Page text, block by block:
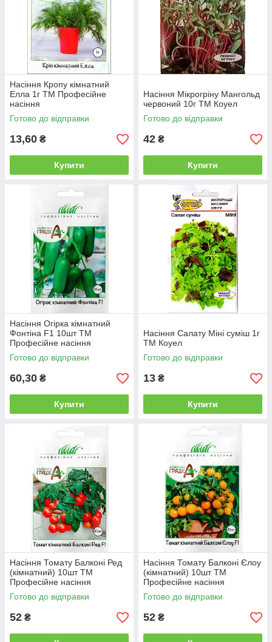
Насіння Кропу кімнатний
Елла 1г ТМ Професійне
насіння
Готово до відправки
13,60 ₴
Купити
Насіння Мікрогріну Мангольд
червоний 10г ТМ Коуел
Готово до відправки
42 ₴
Купити
Насіння Огірка кімнатний
Фонтіна F1 10шт ТМ
Професійне насіння
Готово до відправки
60,30 ₴
Купити
Насіння Салату Міні суміш 1г
ТМ Коуел
Готово до відправки
13 ₴
Купити
Насіння Томату Балконі Ред
(кімнатний) 10шт ТМ
Професійне насіння
Готово до відправки
52 ₴
Насіння Томату Балконі Єлоу
(кімнатний) 10шт ТМ
Професійне насіння
Готово до відправки
52 ₴